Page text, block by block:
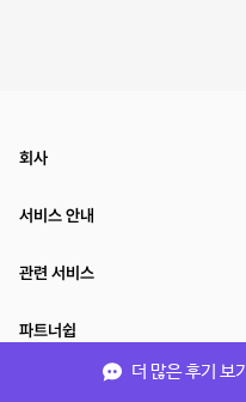
더 많은 후기 보기
회사
서비스 안내
관련 서비스
파트너쉽
서비스 제공 국가